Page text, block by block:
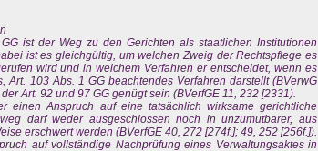
ist der Weg zu den Gerichten als staatlichen Institutionen
ist es gleichgültig, um welchen Zweig der Rechtspflege es
wird und in welchem Verfahren er entscheidet, wenn es
Art. 103 Abs. 1 GG beachtendes Verfahren darstellt (BVerwG
Art. 92 und 97 GG genügt sein (BVerfGE 11, 232 [2331).
Anspruch auf eine tatsächlich wirksame gerichtliche
darf weder ausgeschlossen noch in unzumutbarer, aus
erschwert werden (BVerfGE 40, 272 [274f.]; 49, 252 [256f.]).
auf vollständige Nachprüfung eines Verwaltungsaktes in